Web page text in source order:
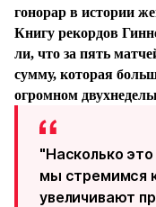
гонорар в истории
Книгу рекордов
ли, что за пять
сумму, которая
огромном
"Насколько
мы стремимся
увеличивают